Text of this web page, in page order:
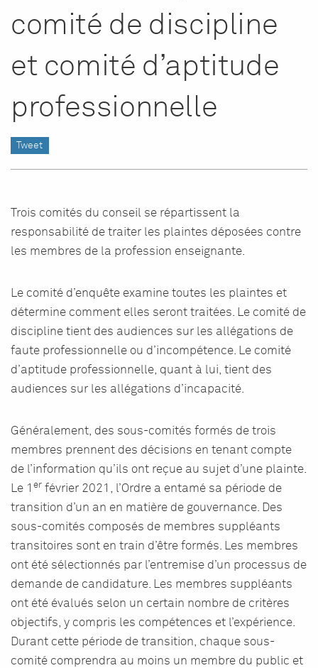
comité de discipline
et comité d’aptitude
professionnelle
Tweet
Trois comités du conseil se répartissent la
responsabilité de traiter les plaintes déposées contre
les membres de la profession enseignante.
Le comité d’enquête examine toutes les plaintes et
détermine comment elles seront traitées. Le comité de
discipline tient des audiences sur les allégations de
faute professionnelle ou d’incompétence. Le comité
d’aptitude professionnelle, quant à lui, tient des
audiences sur les allégations d’incapacité.
Généralement, des sous-comités formés de trois
membres prennent des décisions en tenant compte
de l’information qu’ils ont reçue au sujet d’une plainte.
Le 1 er février 2021, l’Ordre a entamé sa période de
transition d’un an en matière de gouvernance. Des
sous-comités composés de membres suppléants
transitoires sont en train d’être formés. Les membres
ont été sélectionnés par l’entremise d’un processus de
demande de candidature. Les membres suppléants
ont été évalués selon un certain nombre de critères
objectifs, y compris les compétences et l’expérience.
Durant cette période de transition, chaque sous-
comité comprendra au moins un membre du public et